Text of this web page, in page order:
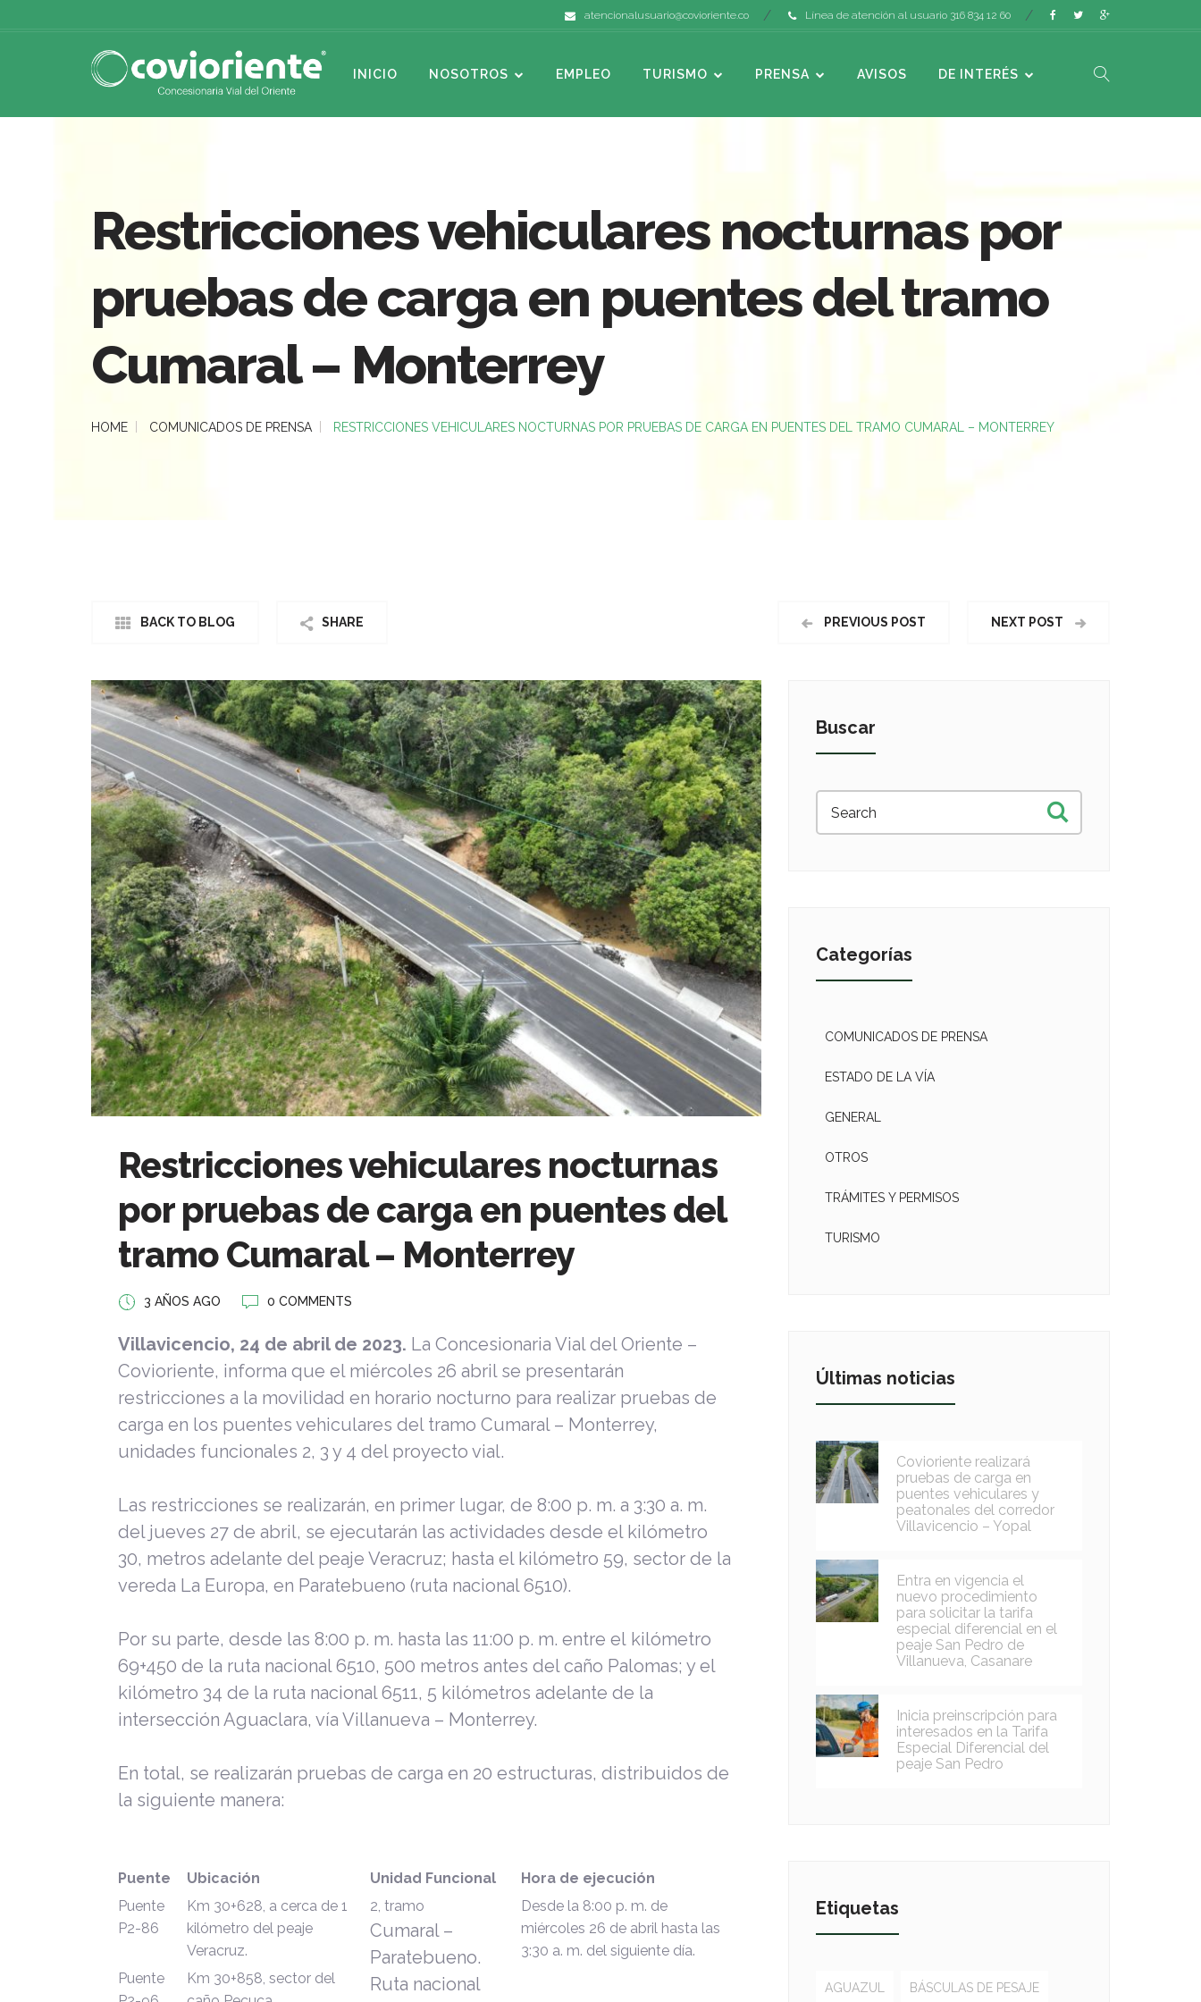
atencionalusuario@covioriente.co Línea de atención al usuario 316 834 12 60
INICIO NOSOTROS EMPLEO TURISMO PRENSA AVISOS DE INTERÉS
Restricciones vehiculares nocturnas por
pruebas de carga en puentes del tramo
Cumaral – Monterrey
HOME COMUNICADOS DE PRENSA RESTRICCIONES VEHICULARES NOCTURNAS POR PRUEBAS DE CARGA EN PUENTES DEL TRAMO CUMARAL – MONTERREY
BACK TO BLOG SHARE PREVIOUS POST NEXT POST
Restricciones vehiculares nocturnas
por pruebas de carga en puentes del
tramo Cumaral – Monterrey
3 AÑOS AGO 0 COMMENTS
Villavicencio, 24 de abril de 2023. La Concesionaria Vial del Oriente –
Covioriente, informa que el miércoles 26 abril se presentarán
restricciones a la movilidad en horario nocturno para realizar pruebas de
carga en los puentes vehiculares del tramo Cumaral – Monterrey,
unidades funcionales 2, 3 y 4 del proyecto vial.
Las restricciones se realizarán, en primer lugar, de 8:00 p. m. a 3:30 a. m.
del jueves 27 de abril, se ejecutarán las actividades desde el kilómetro
30, metros adelante del peaje Veracruz; hasta el kilómetro 59, sector de la
vereda La Europa, en Paratebueno (ruta nacional 6510).
Por su parte, desde las 8:00 p. m. hasta las 11:00 p. m. entre el kilómetro
69+450 de la ruta nacional 6510, 500 metros antes del caño Palomas; y el
kilómetro 34 de la ruta nacional 6511, 5 kilómetros adelante de la
intersección Aguaclara, vía Villanueva – Monterrey.
En total, se realizarán pruebas de carga en 20 estructuras, distribuidos de
la siguiente manera:
Puente Ubicación Unidad Funcional
Hora de ejecución
Puente
P2-86
Km 30+628, a cerca de 1
kilómetro del peaje
Veracruz.
2, tramo
Cumaral –
Paratebueno.
Ruta nacional
Desde la 8:00 p. m. de
miércoles 26 de abril hasta las
3:30 a. m. del siguiente día.
Puente
Km 30+858, sector del
Buscar
Categorías
COMUNICADOS DE PRENSA
ESTADO DE LA VÍA
GENERAL
OTROS
TRÁMITES Y PERMISOS
TURISMO
Últimas noticias
Covioriente realizará
pruebas de carga en
puentes vehiculares y
peatonales del corredor
Villavicencio – Yopal
Entra en vigencia el
nuevo procedimiento
para solicitar la tarifa
especial diferencial en el
peaje San Pedro de
Villanueva, Casanare
Inicia preinscripción para
interesados en la Tarifa
Especial Diferencial del
peaje San Pedro
Etiquetas
AGUAZUL BÁSCULAS DE PESAJE